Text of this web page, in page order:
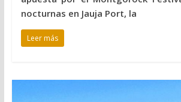
nocturnas en Jauja Port, la
Leer más